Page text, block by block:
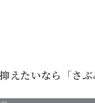
えたいなら「さぶ